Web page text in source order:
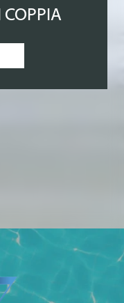
COPPIA